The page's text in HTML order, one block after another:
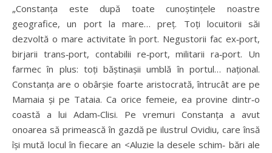
„Constanța este după toate cunoștințele noastre
geografice, un port la mare… preț. Toți locuitorii săi
dezvoltă o mare activitate în port. Negustorii fac ex‑port,
birjarii trans‑port, contabilii re‑port, militarii ra‑port. Un
farmec în plus: toți băștinașii umblă în portul… național.
Constanța are o obârșie foarte aristocrată, întrucât are pe
Mamaia și pe Tataia. Ca orice femeie, ea provine dintr‑o
coastă a lui Adam‑Clisi. Pe vremuri Constanța a avut
onoarea să primească în gazdă pe ilustrul Ovidiu, care însă
își mută locul în fiecare an <Aluzie la desele schim‑ bări ale